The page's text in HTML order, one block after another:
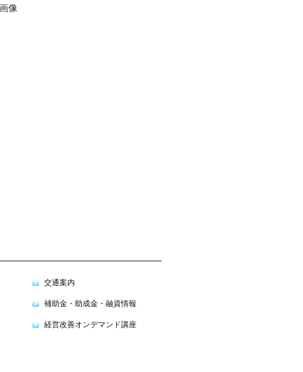
交通案内
補助金・助成金・融資情報
経営改善オンデマンド講座